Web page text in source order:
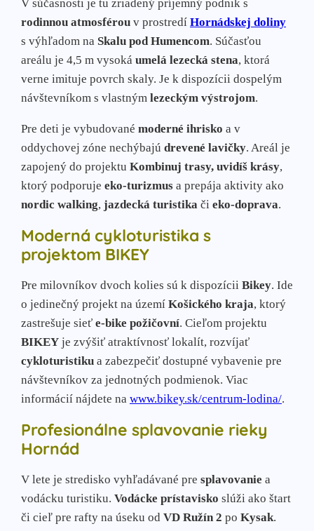
V súčasnosti je tu zriadený príjemný podnik s
rodinnou atmosférou v prostredí Hornádskej doliny
s výhľadom na Skalu pod Humencom. Súčasťou
areálu je 4,5 m vysoká umelá lezecká stena, ktorá
verne imituje povrch skaly. Je k dispozícii dospelým
návštevníkom s vlastným lezeckým výstrojom.
Pre deti je vybudované moderné ihrisko a v
oddychovej zóne nechýbajú drevené lavičky. Areál je
zapojený do projektu Kombinuj trasy, uvidíš krásy,
ktorý podporuje eko-turizmus a prepája aktivity ako
nordic walking, jazdecká turistika či eko-doprava.
Moderná cykloturistika s
projektom BIKEY
Pre milovníkov dvoch kolies sú k dispozícii Bikey. Ide
o jedinečný projekt na území Košického kraja, ktorý
zastrešuje sieť e-bike požičovní. Cieľom projektu
BIKEY je zvýšiť atraktívnosť lokalít, rozvíjať
cykloturistiku a zabezpečiť dostupné vybavenie pre
návštevníkov za jednotných podmienok. Viac
informácií nájdete na www.bikey.sk/centrum-lodina/.
Profesionálne splavovanie rieky
Hornád
V lete je stredisko vyhľadávané pre splavovanie a
vodácku turistiku. Vodácke prístavisko slúži ako štart
či cieľ pre rafty na úseku od VD Ružín 2 po Kysak.